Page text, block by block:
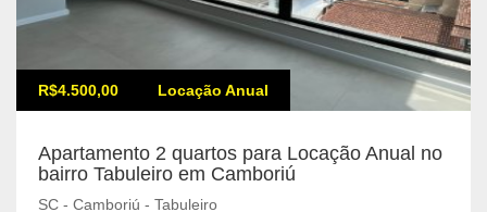
R$4.500,00 Locação Anual
Apartamento 2 quartos para Locação Anual no
bairro Tabuleiro em Camboriú
SC - Camboriú - Tabuleiro